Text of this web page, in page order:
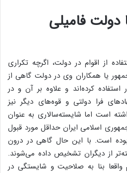
دولت فامیلی
از اقوام در دولت، اگرچه تکراری
یا همکاران وی در دولت گاهی از
استفاده کرده‌اند و علاوه بر آن و در
فرا دولتی و قوه‌های دیگر نیز
است اما شایسته‌سالاری به عنوان
اسلامی ایران حداقل مورد قبول
است. با این حال گاهی در درون
از دیگران تشخیص داده می‌شوند.
واقعا بنا به صلاحیت و شایستگی در